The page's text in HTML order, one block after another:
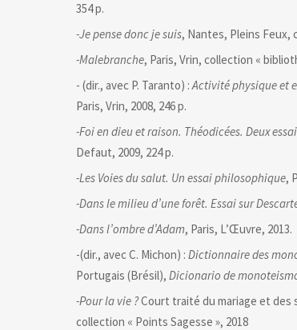
354 p.
-Je pense donc je suis, Nantes, Pleins Feux,
-Malebranche, Paris, Vrin, collection «
- (dir., avec P. Taranto) :Activité physique et
Paris, Vrin, 2008, 246 p.
-Foi en dieu et raison. Théodicées. Deux
Defaut, 2009, 224 p.
-Les Voies du salut. Un essai philosophique,
-Dans le milieu d’une forêt. Essai sur
-Dans l’ombre d’Adam, Paris, L’Œuvre, 2013.
-(dir., avec C. Michon) : Dictionnaire des
Portugais (Brésil), Dicionario de
-Pour la vie ?Court traité du mariage et des
collection « Points Sagesse », 2018